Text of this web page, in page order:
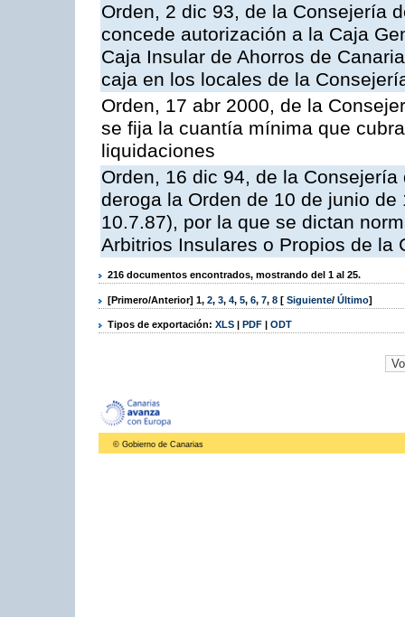
Orden, 2 dic 93, de la Consejería
concede autorización a la Caja
Caja Insular de Ahorros de
caja en los locales de la
Orden, 17 abr 2000, de la
se fija la cuantía mínima que
liquidaciones
Orden, 16 dic 94, de la
deroga la Orden de 10 de junio
10.7.87), por la que se dictan
Arbitrios Insulares o Propios de la
216 documentos encontrados, mostrando del 1 al 25.
[Primero/Anterior] 1, 2, 3, 4, 5, 6, 7, 8 [ Siguiente/ Último]
Tipos de exportación: XLS | PDF | ODT
© Gobierno de Canarias